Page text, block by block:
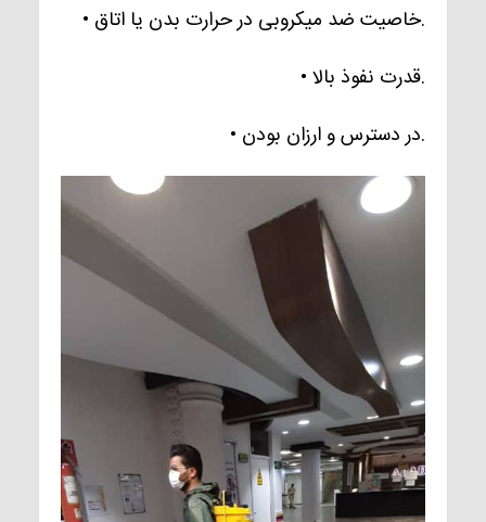
• خاصیت ضد میکروبی در حرارت بدن یا اتاق.
• قدرت نفوذ بالا.
• در دسترس و ارزان بودن.